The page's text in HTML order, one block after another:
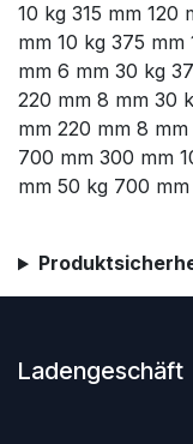
10 kg 315 mm 120
mm 10 kg 375 mm
mm 6 mm 30 kg
220 mm 8 mm 30
mm 220 mm 8
700 mm 300 mm
mm 50 kg 700
Ladengeschäft